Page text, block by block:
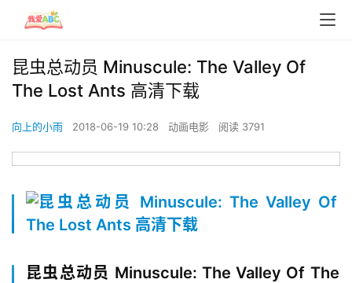
昆虫总动员 Minuscule: The Valley Of
The Lost Ants 高清下载
向上的小雨 2018-06-19 10:28 动画电影 阅读 3791
昆虫总动员 Minuscule: The Valley Of The